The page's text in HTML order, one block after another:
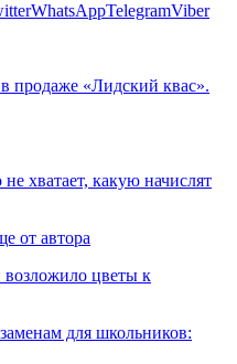
WhatsAppTelegramViber
продаже «Лидский квас».
хватает, какую начислят
от автора
возложило цветы к
для школьников: